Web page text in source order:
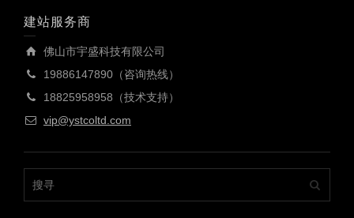
建站服务商
佛山市宇盛科技有限公司
19886147890（咨询热线）
18825958958（技术支持）
vip@ystcoltd.com